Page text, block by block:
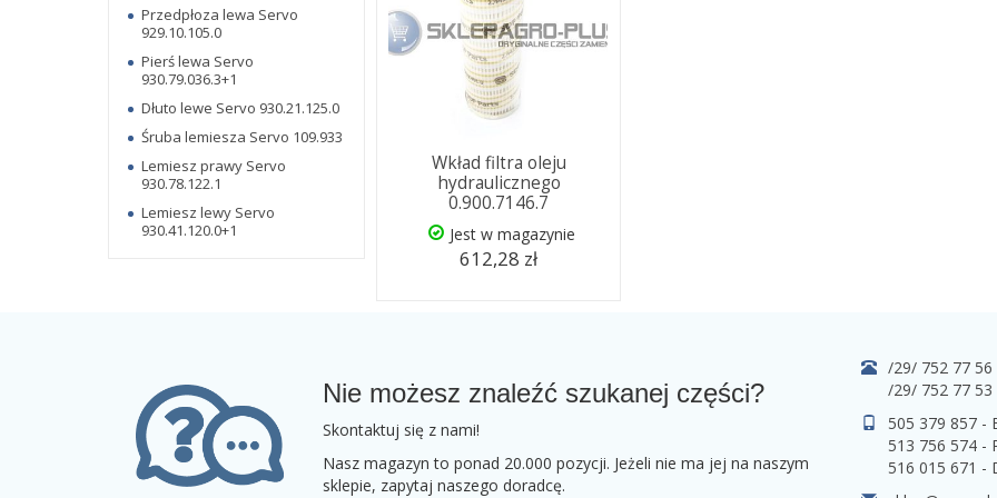
Wkład filtra oleju
hydraulicznego
0.900.7146.7
Jest w magazynie
612,28 zł
Przedpłoza lewa Servo
929.10.105.0
Pierś lewa Servo
930.79.036.3+1
Dłuto lewe Servo 930.21.125.0
Śruba lemiesza Servo 109.933
Lemiesz prawy Servo
930.78.122.1
Lemiesz lewy Servo
930.41.120.0+1
Nie możesz znaleźć szukanej części?
Skontaktuj się z nami!
Nasz magazyn to ponad 20.000 pozycji. Jeżeli nie ma jej na naszym
sklepie, zapytaj naszego doradcę.
/29/ 752 77 56
/29/ 752 77 53
505 379 857 -
513 756 574 -
516 015 671 -